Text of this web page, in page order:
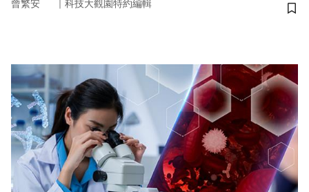
曾繁安 ｜ 科技大觀園特約編輯
儲